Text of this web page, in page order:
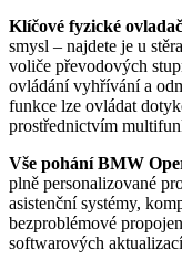
Klíčové fyzické
smysl – najdete je u
voliče převodových
ovládání vyhřívání a
funkce lze ovládat
prostřednictvím
Vše pohání BMW
plně personalizované
asistenční systémy,
bezproblémové
softwarových